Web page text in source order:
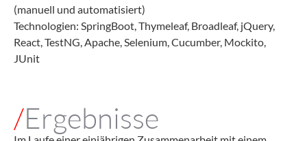
(manuell und automatisiert)
Technologien: SpringBoot, Thymeleaf, Broadleaf, jQuery,
React, TestNG, Apache, Selenium, Cucumber, Mockito,
JUnit
/Ergebnisse